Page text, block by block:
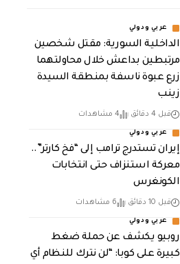
عربي ودولي
الداخلية السورية: مقتل شخصين
مرتبطين بداعش خلال محاولتهما
زرع عبوة ناسفة بمنطقة السيدة
زينب
قبل 4 دقائق 4 مشاهدات
عربي ودولي
إيران تستدرج ترامب إلى “فخ كارتر”..
معركة استنزاف حتى انتخابات
الكونغرس
قبل 10 دقائق 6 مشاهدات
عربي ودولي
روبيو يكشف عن حملة ضغط
كبيرة على كوبا: “لن نترك للنظام أي